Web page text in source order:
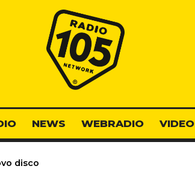
Radio 105
NEWS WEBRADIO VIDEO
disco